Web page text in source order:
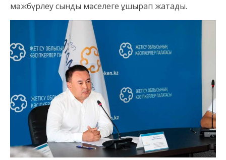
мәжбүрлеу сынды мәселеге ұшырап жатады.